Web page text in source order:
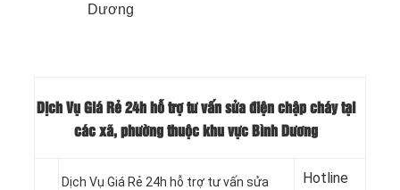
Dương
Dịch Vụ Giá Rẻ 24h hỗ trợ tư vấn sửa điện chập cháy tại
các xã, phường thuộc khu vực Bình Dương
Dịch Vụ Giá Rẻ 24h hỗ trợ tư vấn sửa
Hotline